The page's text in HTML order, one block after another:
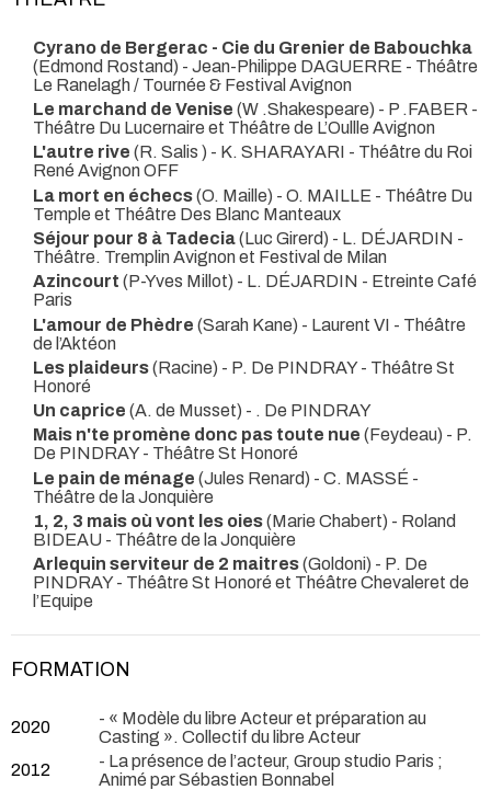
Cyrano de Bergerac - Cie du Grenier de Babouchka
(Edmond Rostand) - Jean-Philippe DAGUERRE - Théâtre
Le Ranelagh / Tournée & Festival Avignon
Le marchand de Venise (W .Shakespeare) - P .FABER -
Théâtre Du Lucernaire et Théâtre de L’Oullle Avignon
L'autre rive (R. Salis ) - K. SHARAYARI - Théâtre du Roi
René Avignon OFF
La mort en échecs(O. Maille) - O. MAILLE - Théâtre Du
Temple et Théâtre Des Blanc Manteaux
Séjour pour 8 à Tadecia(Luc Girerd) - L. DÉJARDIN -
Théâtre. Tremplin Avignon et Festival de Milan
Azincourt (P-Yves Millot) - L. DÉJARDIN - Etreinte Café
Paris
L'amour de Phèdre (Sarah Kane) - Laurent VI - Théâtre
de l’Aktéon
Les plaideurs(Racine) - P. De PINDRAY- Théâtre St
Honoré
Un caprice (A. de Musset) - . De PINDRAY
Mais n'te promène donc pas toute nue (Feydeau) - P.
De PINDRAY- Théâtre St Honoré
Le pain de ménage (Jules Renard) - C. MASSÉ -
Théâtre de la Jonquière
1, 2, 3 mais où vont les oies(Marie Chabert) - Roland
BIDEAU - Théâtre de la Jonquière
Arlequin serviteur de 2 maitres(Goldoni) - P. De
PINDRAY- Théâtre St Honoré et Théâtre Chevaleret de
l’Equipe
FORMATION
2020
- « Modèle du libre Acteur et préparation au
Casting ». Collectif du libre Acteur
2012
- La présence de l’acteur, Group studio Paris ;
Animé par Sébastien Bonnabel